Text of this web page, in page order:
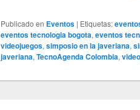
Publicado en Eventos | Etiquetas:
eventos tecnologia bogota,eventos
videojuegos,simposio en la javeriana,
javeriana,TecnoAgenda Colombia,